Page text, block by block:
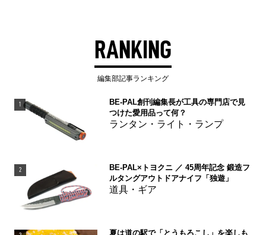
RANKING
編集部記事ランキング
1
BE-PAL創刊編集長が工具の専門店で見
つけた愛用品って何？
ランタン・ライト・ランプ
2
BE-PAL×トヨクニ ／ 45周年記念 鍛造フ
ルタングアウトドアナイフ「独遊」
道具・ギア
夏は道の駅で「とうもろこし」を楽しも